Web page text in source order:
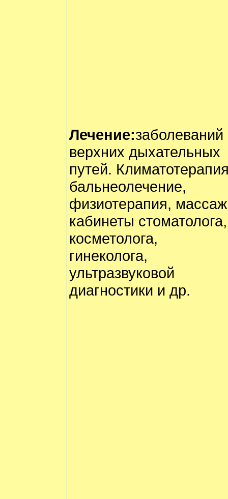
Лечение:заболеваний
верхних дыхательных
путей.
бальнеолечение,
физиотерапия,
кабинеты стоматолога,
косметолога,
гинеколога,
ультразвуковой
диагностики и др.